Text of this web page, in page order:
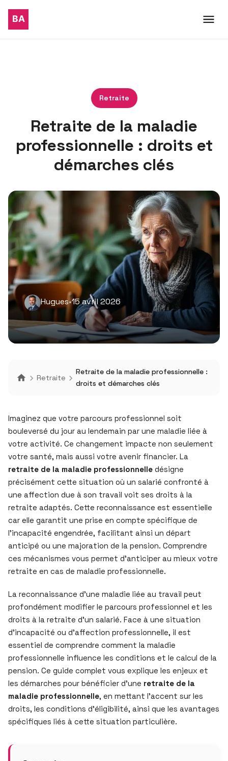
Retraite
Retraite de la maladie
professionnelle : droits et
démarches clés
Hugues•15 avril 2026
Retraite
Retraite de la maladie professionnelle :
droits et démarches clés
Imaginez que votre parcours professionnel soit
bouleversé du jour au lendemain par une maladie liée à
votre activité. Ce changement impacte non seulement
votre santé, mais aussi votre avenir financier. La
retraite de la maladie professionnelle désigne
précisément cette situation où un salarié confronté à
une affection due à son travail voit ses droits à la
retraite adaptés. Cette reconnaissance est essentielle
car elle garantit une prise en compte spécifique de
l’incapacité engendrée, facilitant ainsi un départ
anticipé ou une majoration de la pension. Comprendre
ces mécanismes vous permet d’anticiper au mieux votre
retraite en cas de maladie professionnelle.
La reconnaissance d’une maladie liée au travail peut
profondément modifier le parcours professionnel et les
droits à la retraite d’un salarié. Face à une situation
d’incapacité ou d’affection professionnelle, il est
essentiel de comprendre comment la maladie
professionnelle influence les conditions et le calcul de la
pension. Ce guide complet vous explique les enjeux et
les démarches pour bénéficier d’une retraite de la
maladie professionnelle, en mettant l’accent sur les
droits, les conditions d’éligibilité, ainsi que les avantages
spécifiques liés à cette situation particulière.